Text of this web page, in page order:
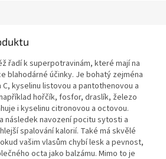
řadí k superpotravinám, které mají na
blahodárné účinky. Je bohatý zejména
C, kyselinu listovou a pantothenovou a
hořčík, fosfor, draslík, železo
i kyselinu citronovou a octovou.
následek navození pocitu sytosti a
spalování kalorií. Také má skvělé
vašim vlasům chybí lesk a pevnost,
octa jako balzámu. Mimo to je